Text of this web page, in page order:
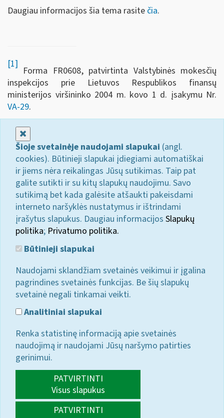
Daugiau informacijos šia tema rasite čia.
[1]
Forma FR0608, patvirtinta Valstybinės mokesčių
inspekcijos prie Lietuvos Respublikos finansų
ministerijos viršininko 2004 m. kovo 1 d. įsakymu Nr.
VA-29.
Šioje svetainėje naudojami slapukai (angl.
cookies). Būtinieji slapukai įdiegiami automatiškai
ir jiems nėra reikalingas Jūsų sutikimas. Taip pat
galite sutikti ir su kitų slapukų naudojimu. Savo
sutikimą bet kada galėsite atšaukti pakeisdami
interneto naršyklės nustatymus ir ištrindami
įrašytus slapukus. Daugiau informacijos Slapukų
politika; Privatumo politika.
Būtinieji slapukai
Naudojami sklandžiam svetainės veikimui ir įgalina
pagrindines svetainės funkcijas. Be šių slapukų
svetainė negali tinkamai veikti.
Analitiniai slapukai
Renka statistinę informaciją apie svetainės
naudojimą ir naudojami Jūsų naršymo patirties
gerinimui.
PATVIRTINTI
Visus slapukus
PATVIRTINTI